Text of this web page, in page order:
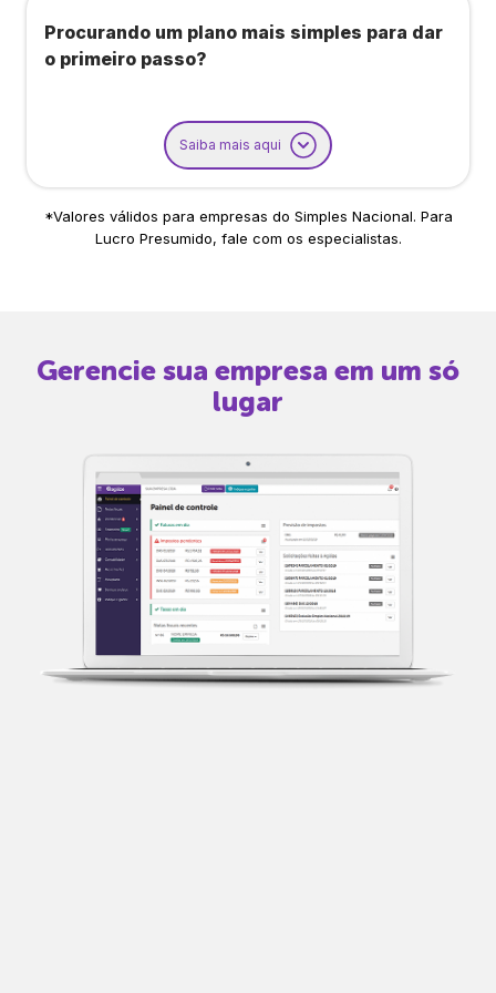
Procurando um plano mais simples para dar
o primeiro passo?
Saiba mais aqui
*Valores válidos para empresas do Simples Nacional. Para
Lucro Presumido, fale com os especialistas.
Gerencie sua empresa em um só
lugar